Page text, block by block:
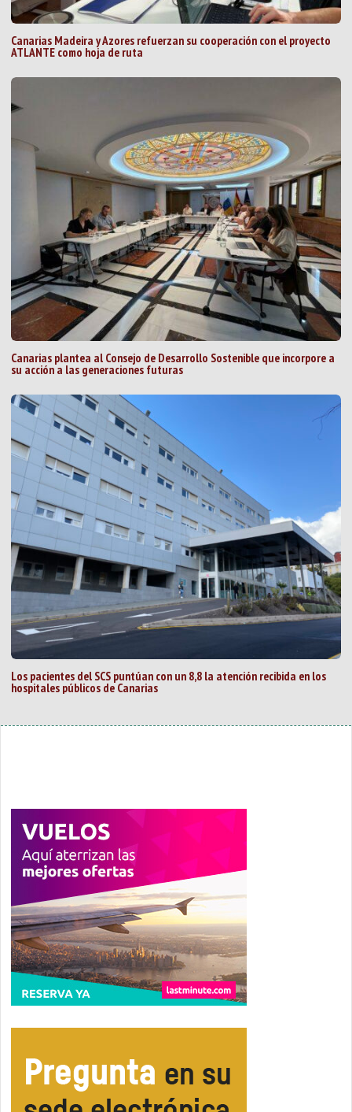
Canarias Madeira y Azores refuerzan su cooperación con el proyecto
ATLANTE como hoja de ruta
Canarias plantea al Consejo de Desarrollo Sostenible que incorpore a
su acción a las generaciones futuras
Los pacientes del SCS puntúan con un 8,8 la atención recibida en los
hospitales públicos de Canarias